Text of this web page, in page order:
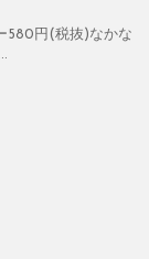
580円(税抜)なかな